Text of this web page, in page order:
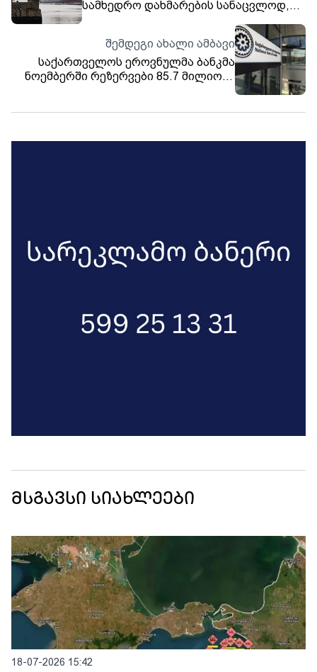
სამხედრო დახმარების სანაცვლოდ,
შემდეგი ახალი ამბავი
საქართველოს ეროვნულმა ბანკმა
ნოემბერში რეზერვები 85.7 მილიონი
მსგავსი სიახლეები
18-07-2026 15:42